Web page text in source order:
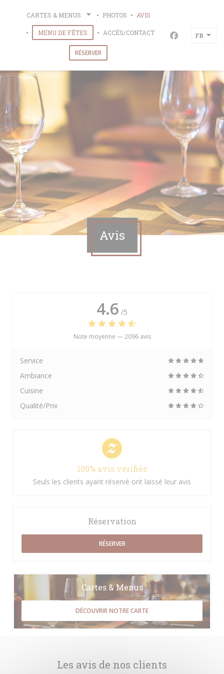
CARTES & MENUS PHOTOS AVIS
MENU DE FÊTES((OUVRE UNE NOUVELLE FENÊTRE))
ACCÈS/CONTACT
RÉSERVER
Facebook
FR
Avis
Les avis de nos clients
4.6 /5
Note moyenne —2096 avis
Service
Ambiance
Cuisine
Qualité/Prix
100% avis vérifiés
Seuls les clients ayant réservé ont laissé leur avis
Réservation
RÉSERVER
Cartes & Menus
DÉCOUVRIR NOTRE CARTE